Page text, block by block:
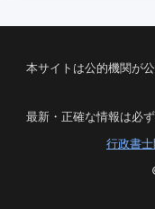
本サイトは公的機関が
最新・正確な情報は必
行政書